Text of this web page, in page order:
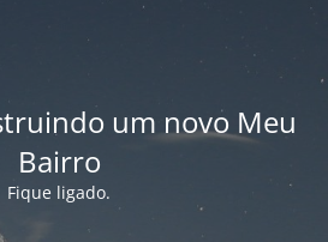
um novo Meu
Bairro
Fique ligado.